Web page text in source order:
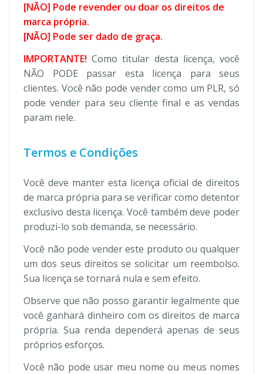
[NÃO] Pode revender ou doar os direitos de
marca própria.
[NÃO] Pode ser dado de graça.
IMPORTANTE! Como titular desta licença, você
NÃO PODE passar esta licença para seus
clientes. Você não pode vender como um PLR, só
pode vender para seu cliente final e as vendas
param nele.
Termos e Condições
Você deve manter esta licença oficial de direitos
de marca própria para se verificar como detentor
exclusivo desta licença. Você também deve poder
produzi-lo sob demanda, se necessário.
Você não pode vender este produto ou qualquer
um dos seus direitos se solicitar um reembolso.
Sua licença se tornará nula e sem efeito.
Observe que não posso garantir legalmente que
você ganhará dinheiro com os direitos de marca
própria. Sua renda dependerá apenas de seus
próprios esforços.
Você não pode usar meu nome ou meus nomes